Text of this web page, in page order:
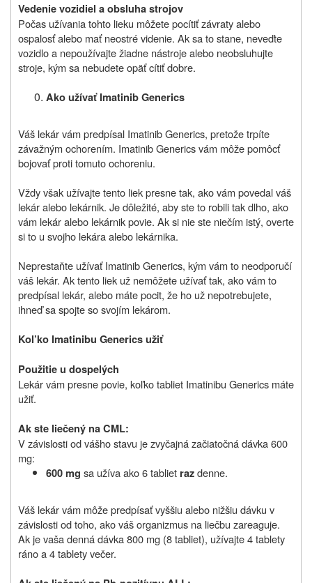
Vedenie vozidiel a obsluha strojov
Počas užívania tohto lieku môžete pocítiť závraty alebo
ospalosť alebo mať neostré videnie. Ak sa to stane, neveďte
vozidlo a nepoužívajte žiadne nástroje alebo neobsluhujte
stroje, kým sa nebudete opäť cítiť dobre.
Ako užívať Imatinib Generics
Váš lekár vám predpísal Imatinib Generics, pretože trpíte
závažným ochorením. Imatinib Generics vám môže pomôcť
bojovať proti tomuto ochoreniu.
Vždy však užívajte tento liek presne tak, ako vám povedal váš
lekár alebo lekárnik. Je dôležité, aby ste to robili tak dlho, ako
vám lekár alebo lekárnik povie. Ak si nie ste niečím istý, overte
si to u svojho lekára alebo lekárnika.
Neprestaňte užívať Imatinib Generics, kým vám to neodporučí
váš lekár. Ak tento liek už nemôžete užívať tak, ako vám to
predpísal lekár, alebo máte pocit, že ho už nepotrebujete,
ihneď sa spojte so svojím lekárom.
Kol’ko Imatinibu Generics užiť
Použitie u dospelých
Lekár vám presne povie, koľko tabliet Imatinibu Generics máte
užiť.
Ak ste liečený na CML:
V závislosti od vášho stavu je zvyčajná začiatočná dávka 600
mg:
600 mg sa užíva ako 6 tabliet razdenne.
Váš lekár vám môže predpísať vyššiu alebo nižšiu dávku v
závislosti od toho, ako váš organizmus na liečbu zareaguje.
Ak je vaša denná dávka 800 mg (8 tabliet), užívajte 4 tablety
ráno a 4 tablety večer.